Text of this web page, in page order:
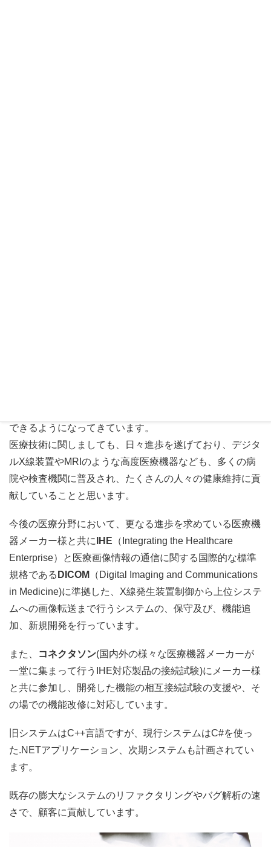
できるようになってきています。
医療技術に関しましても、日々進歩を遂げており、デジタ
ルX線装置やMRIのような高度医療機器なども、多くの病
院や検査機関に普及され、たくさんの人々の健康維持に貢
献していることと思います。
今後の医療分野において、更なる進歩を求めている医療機
器メーカー様と共に IHE （Integrating the Healthcare
Enterprise）と医療画像情報の通信に関する国際的な標準
規格である DICOM
（Digital Imaging and Communications
in Medicine)に準拠した、X線発生装置制御から上位システ
ムへの画像転送まで行うシステムの、保守及び、機能追
加、新規開発を行っています。
また、 コネクタソン(国内外の様々な医療機器メーカーが
一堂に集まって行うIHE対応製品の接続試験)にメーカー様
と共に参加し、開発した機能の相互接続試験の支援や、そ
の場での機能改修に対応しています。
旧システムはC++言語ですが、現行システムはC#を使っ
た.NETアプリケーション、次期システムも計画されてい
ます。
既存の膨大なシステムのリファクタリングやバグ解析の速
さで、顧客に貢献しています。